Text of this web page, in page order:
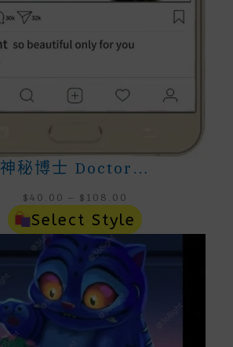
神秘博士 Doctor…
$ 40.00 – $ 108.00
Range:
$40.00
$108.00
Select Style